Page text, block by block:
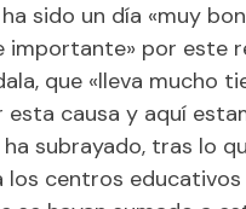
sido un día «muy
importante» por este
que «lleva mucho
esta causa y aquí
ha subrayado, tras lo
los centros educativos